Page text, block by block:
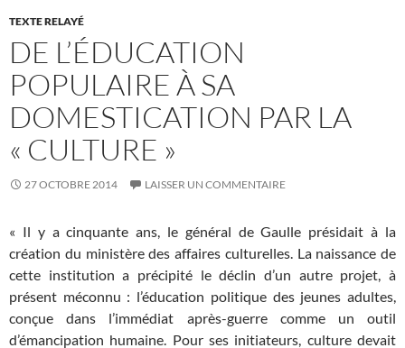
TEXTE RELAYÉ
DE L’ÉDUCATION
POPULAIRE À SA
DOMESTICATION PAR LA
« CULTURE »
27 OCTOBRE 2014 LAISSER UN COMMENTAIRE
« Il y a cinquante ans, le général de Gaulle présidait à la
création du ministère des affaires culturelles. La naissance de
cette institution a précipité le déclin d’un autre projet, à
présent méconnu : l’éducation politique des jeunes adultes,
conçue dans l’immédiat après-guerre comme un outil
d’émancipation humaine. Pour ses initiateurs, culture devait